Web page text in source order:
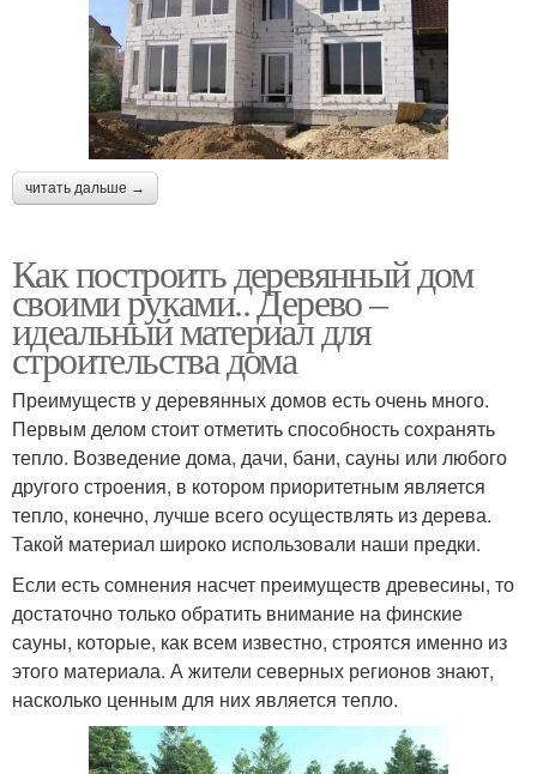
читать дальше →
Как построить деревянный дом
своими руками.. Дерево –
идеальный материал для
строительства дома
Преимуществ у деревянных домов есть очень много.
Первым делом стоит отметить способность сохранять
тепло. Возведение дома, дачи, бани, сауны или любого
другого строения, в котором приоритетным является
тепло, конечно, лучше всего осуществлять из дерева.
Такой материал широко использовали наши предки.
Если есть сомнения насчет преимуществ древесины, то
достаточно только обратить внимание на финские
сауны, которые, как всем известно, строятся именно из
этого материала. А жители северных регионов знают,
насколько ценным для них является тепло.